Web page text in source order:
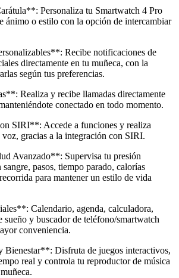
Personaliza tu Smartwatch 4 Pro
ánimo o estilo con la opción de intercambiar
Recibe notificaciones de
directamente en tu muñeca, con la
según tus preferencias.
Realiza y recibe llamadas directamente
conectado en todo momento.
SIRI**: Accede a funciones y realiza
voz, gracias a la integración con SIRI.
Avanzado**: Supervisa tu presión
pasos, tiempo parado, calorías
para mantener un estilo de vida
Calendario, agenda, calculadora,
y buscador de teléfono/smartwatch
conveniencia.
Bienestar**: Disfruta de juegos interactivos,
real y controla tu reproductor de música